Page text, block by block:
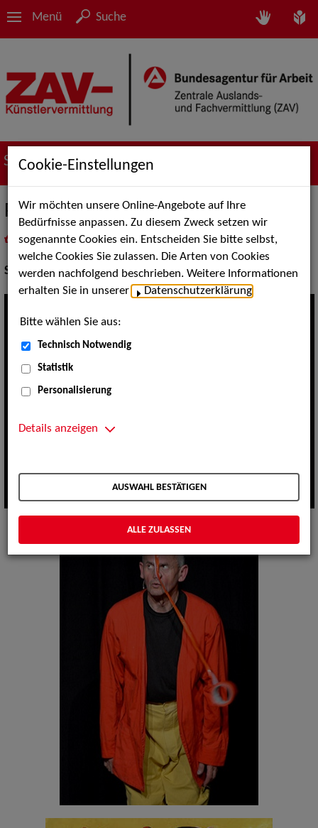
Menü Suche
Suche nach Künstler*innen
Peter Spielbauer
als PDF speichern
inMeine Merklistelegen
Show Acts:Kabarett
Cookie-Einstellungen
Wir möchten unsere Online-Angebote auf Ihre
Bedürfnisse anpassen. Zu diesem Zweck setzen wir
sogenannte Cookies ein. Entscheiden Sie bitte selbst,
welche Cookies Sie zulassen. Die Arten von Cookies
werden nachfolgend beschrieben. Weitere Informationen
erhalten Sie in unserer
Datenschutzerklärung
Bitte wählen Sie aus:
Technisch Notwendig
Statistik
Personalisierung
Details anzeigen
AUSWAHL BESTÄTIGEN
ALLE ZULASSEN